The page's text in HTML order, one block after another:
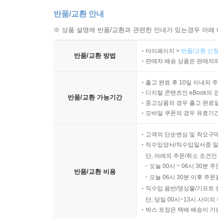
반품/교환 안내
※ 상품 설명에 반품/교환과 관련한 안내가 있는경우 아
반품/교환 방법
마이페이지 > 반품/교환 신
판매자 배송 상품은 판매자
반품/교환 가능기간
출고 완료 후 10일 이내의
디지털 콘텐츠인 eBook의
중고상품의 경우 출고 완료
모바일 쿠폰의 경우 유효기
반품/교환 비용
고객의 단순변심 및 착오구
직수입양서/직수입일서중
단, 아래의 주문/취소 조건
오늘 00시 ~ 06시 30분
오늘 06시 30분 이후 주
직수입 음반/영상물/기프트
단, 당일 00시~13시 사이의
박스 포장은 택배 배송이